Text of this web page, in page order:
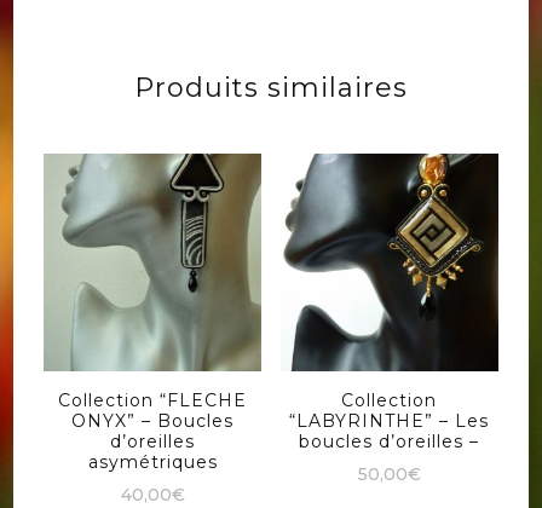
Produits similaires
Collection “FLECHE
ONYX” – Boucles
d’oreilles
asymétriques
40,00€
Collection
“LABYRINTHE” – Les
boucles d’oreilles –
50,00€